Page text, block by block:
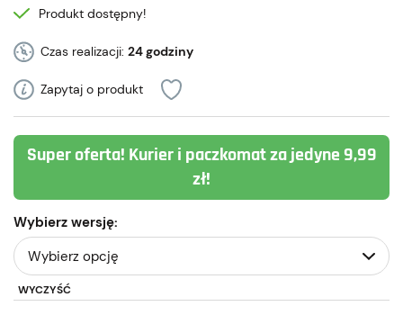
Produkt dostępny!
Czas realizacji: 24 godziny
Zapytaj o produkt
Super oferta! Kurier i paczkomat za jedyne 9,99
zł!
Wybierz wersję:
WYCZYŚĆ